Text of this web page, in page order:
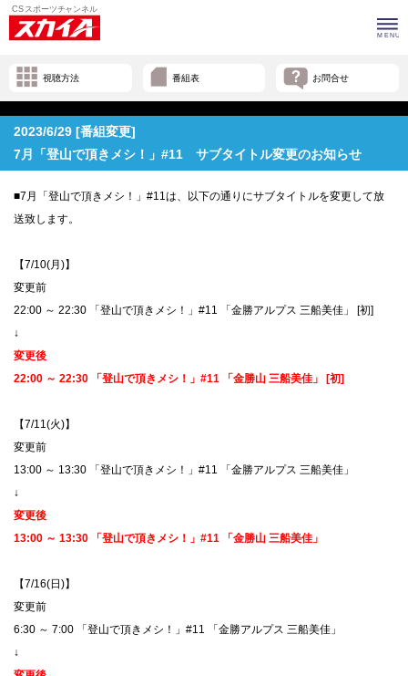
視聴方法 番組表 お問合せ
2023/6/29 [番組変更]
7月「登山で頂きメシ！」#11 サブタイトル変更のお知らせ
■7月「登山で頂きメシ！」#11は、以下の通りにサブタイトルを変更して放
送致します。
【7/10(月)】
変更前
22:00 ～ 22:30 「登山で頂きメシ！」#11 「金勝アルプス 三船美佳」 [初]
↓
変更後
22:00 ～ 22:30 「登山で頂きメシ！」#11 「金勝山 三船美佳」 [初]
【7/11(火)】
変更前
13:00 ～ 13:30 「登山で頂きメシ！」#11 「金勝アルプス 三船美佳」
↓
変更後
13:00 ～ 13:30 「登山で頂きメシ！」#11 「金勝山 三船美佳」
【7/16(日)】
変更前
6:30 ～ 7:00 「登山で頂きメシ！」#11 「金勝アルプス 三船美佳」
↓